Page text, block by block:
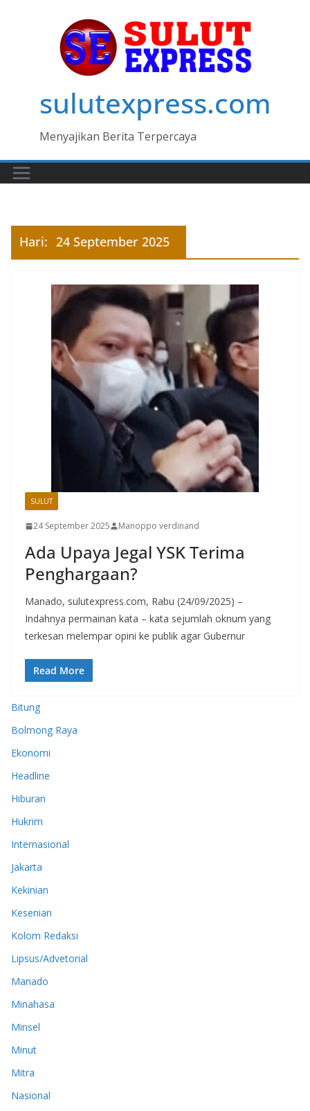
sulutexpress.com
Menyajikan Berita Terpercaya
Hari: 24 September 2025
SULUT
24 September 2025 Manoppo verdinand
Ada Upaya Jegal YSK Terima
Penghargaan?
Manado, sulutexpress.com, Rabu (24/09/2025) –
Indahnya permainan kata – kata sejumlah oknum yang
terkesan melempar opini ke publik agar Gubernur
Read More
Bitung
Bolmong Raya
Ekonomi
Headline
Hiburan
Hukrim
Internasional
Jakarta
Kekinian
Kesenian
Kolom Redaksi
Lipsus/Advetorial
Manado
Minahasa
Minsel
Minut
Mitra
Nasional